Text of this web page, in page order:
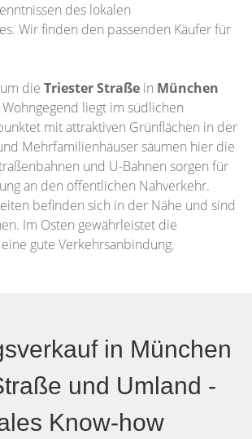
des lokalen
Wir finden den passenden Käufer für
die Triester Straße in München
liegt im südlichen
mit attraktiven Grünflächen in der
Mehrfamilienhäuser säumen hier die
und U-Bahnen sorgen für
an den öffentlichen Nahverkehr.
befinden sich in der Nähe und sind
Im Osten gewährleistet die
gute Verkehrsanbindung.
in München
und Umland -
Know-how